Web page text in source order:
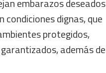
embarazos deseados
condiciones dignas, que
protegidos,
además de